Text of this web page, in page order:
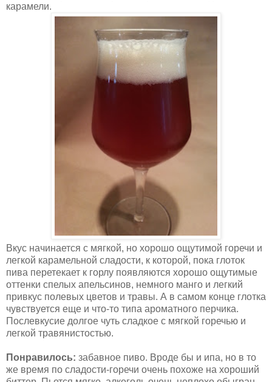
карамели.
Вкус начинается с мягкой, но хорошо ощутимой горечи и
легкой карамельной сладости, к которой, пока глоток
пива перетекает к горлу появляются хорошо ощутимые
оттенки спелых апельсинов, немного манго и легкий
привкус полевых цветов и травы. А в самом конце глотка
чувствуется еще и что-то типа ароматного перчика.
Послевкусие долгое чуть сладкое с мягкой горечью и
легкой травянистостью.
Понравилось: забавное пиво. Вроде бы и ипа, но в то
же время по сладости-горечи очень похоже на хороший